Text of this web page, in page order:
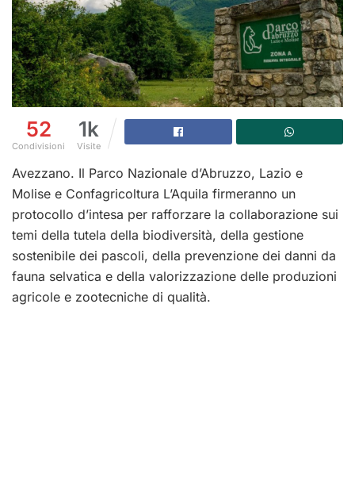
52
Condivisioni
1k
Visite
Avezzano. Il Parco Nazionale d’Abruzzo, Lazio e
Molise e Confagricoltura L’Aquila firmeranno un
protocollo d’intesa per rafforzare la collaborazione sui
temi della tutela della biodiversità, della gestione
sostenibile dei pascoli, della prevenzione dei danni da
fauna selvatica e della valorizzazione delle produzioni
agricole e zootecniche di qualità.